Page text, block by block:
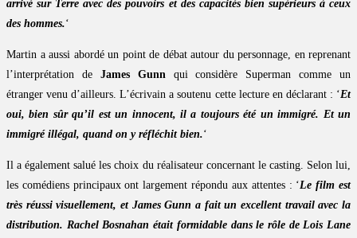
arrivé sur Terre avec des pouvoirs et des capacités bien supérieurs à ceux
des hommes.‘
Martin a aussi abordé un point de débat autour du personnage, en reprenant
l’interprétation de James Gunnqui considère Superman comme un
étranger venu d’ailleurs. L’écrivain a soutenu cette lecture en déclarant : ‘Et
oui, bien sûr qu’il est un innocent, il a toujours été un immigré. Et un
immigré illégal, quand on y réfléchit bien.‘
Il a également salué les choix du réalisateur concernant le casting. Selon lui,
les comédiens principaux ont largement répondu aux attentes : ‘Le film est
très réussi visuellement, et James Gunn a fait un excellent travail avec la
distribution. Rachel Bosnahan était formidable dans le rôle de Lois Lane